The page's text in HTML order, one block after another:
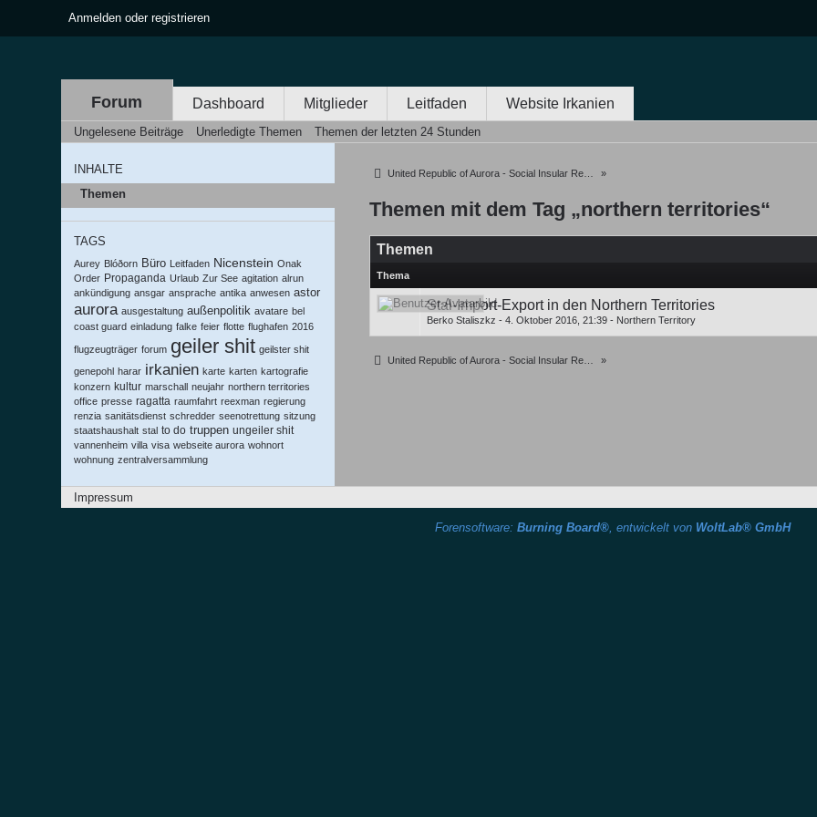
Anmelden oder registrieren
Forum Dashboard Mitglieder Leitfaden Website Irkanien
Ungelesene Beiträge Unerledigte Themen Themen der letzten 24 Stunden
INHALTE
Themen
TAGS
Aurey Blóðorn Büro Leitfaden Nicenstein Onak
Order Propaganda Urlaub Zur See agitation alrun
ankündigung ansgar ansprache antika anwesen astor
aurora ausgestaltung außenpolitik avatare bel
coast guard einladung falke feier flotte flughafen 2016
flugzeugträger forum geiler shit geilster shit
genepohl harar irkanien karte karten kartografie
konzern kultur marschall neujahr northern territories
office presse ragatta raumfahrt reexman regierung
renzia sanitätsdienst schredder seenotrettung sitzung
staatshaushalt stal to do truppen ungeiler shit
vannenheim villa visa webseite aurora wohnort
wohnung zentralversammlung
United Republic of Aurora - Social Insular Republic of Oceania »
Themen mit dem Tag „northern territories“
Themen
Thema
Stal-Import-Export in den Northern Territories
Berko Staliszkz -4. Oktober 2016, 21:39 - Northern Territory
United Republic of Aurora - Social Insular Republic of Oceania »
Impressum
Forensoftware: Burning Board®, entwickelt von WoltLab® GmbH